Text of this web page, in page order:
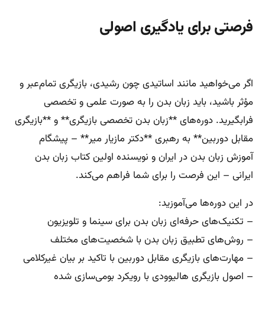
فرصتی برای یادگیری اصولی
اگر می‌خواهید مانند اساتیدی چون رشیدی، بازیگری تمام‌عبر و
مؤثر باشید، باید زبان بدن را به صورت علمی و تخصصی
فرابگیرید. دوره‌های **زبان بدن تخصصی بازیگری** و **بازیگری
مقابل دوربین** به رهبری **دکتر مازیار میر** – پیشگام
آموزش زبان بدن در ایران و نویسنده اولین کتاب زبان بدن
ایرانی – این فرصت را برای شما فراهم می‌کند.
در این دوره‌ها می‌آموزید:
– تکنیک‌های حرفه‌ای زبان بدن برای سینما و تلویزیون
– روش‌های تطبیق زبان بدن با شخصیت‌های مختلف
– مهارت‌های بازیگری مقابل دوربین با تاکید بر بیان غیرکلامی
– اصول بازیگری هالیوودی با رویکرد بومی‌سازی شده